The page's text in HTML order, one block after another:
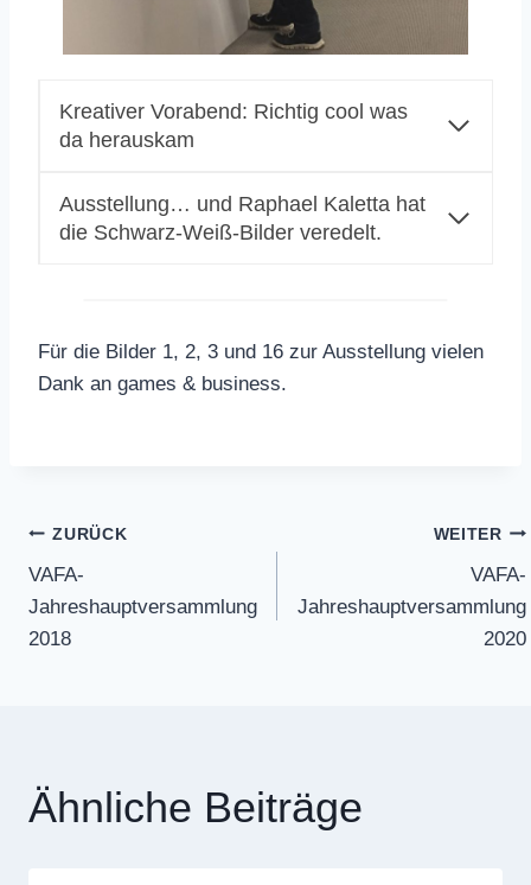
Kreativer Vorabend: Richtig cool was
da herauskam
Ausstellung… und Raphael Kaletta hat
die Schwarz-Weiß-Bilder veredelt.
Für die Bilder 1, 2, 3 und 16 zur Ausstellung vielen
Dank an games & business.
Beitragsnavigation
ZURÜCK
VAFA-
Jahreshauptversammlung
2018
WEITER
VAFA-
Jahreshauptversammlung
2020
Ähnliche Beiträge